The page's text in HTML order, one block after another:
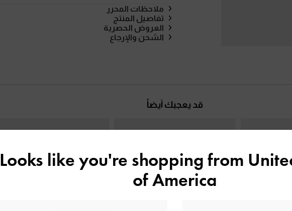
ملاحظات المحرر
تفاصيل المنتج
العروض الحصرية
الشحن والإرجاع
قد يعجبك آيضاً
Looks like you're shopping from
of America